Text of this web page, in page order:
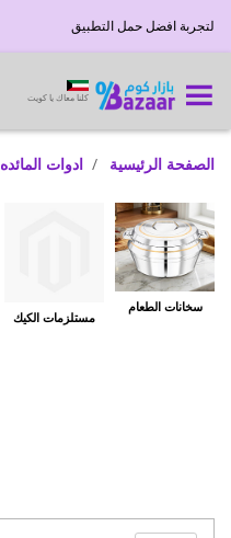
لتجربة افضل حمل التطبيق
كلنا معاك يا كويت
الصفحة الرئيسية ادوات المائده
سخانات الطعام
مستلزمات الكيك